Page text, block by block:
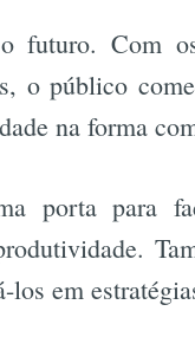
futuro. Com
o público
na forma
porta para
em